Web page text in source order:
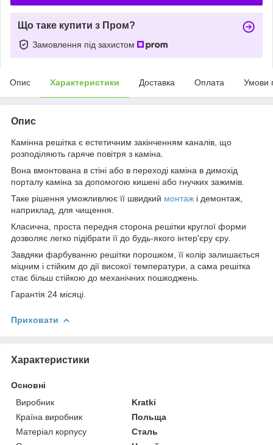
Що таке купити з Пром?
Замовлення під захистом
Опис Характеристики Доставка Оплата Умови
Опис
Камінна решітка є естетичним закінченням каналів, що
розподіляють гаряче повітря з каміна.
Вона вмонтована в стіні або в переході каміна в димохід
порталу каміна за допомогою кишені або гнучких зажимів.
Таке рішення уможливлює її швидкий монтаж і демонтаж,
наприклад, для чищення.
Класична, проста передня сторона решітки круглої форми
дозволяє легко підібрати її до будь-якого інтер'єру єру.
Завдяки фарбуванню решітки порошком, її колір залишається
міцним і стійким до дії високої температури, а сама решітка
стає більш стійкою до механічних пошкоджень.
Гарантія 24 місяці.
Приховати
Характеристики
Основні
Виробник
Kratki
Країна виробник
Польща
Матеріал корпусу
Сталь